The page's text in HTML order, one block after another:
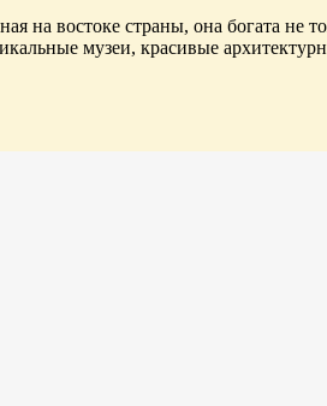
на востоке страны, она богата
музеи, красивые